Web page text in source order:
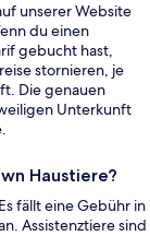
unserer Website
du einen
gebucht hast,
stornieren, je
Die genauen
Unterkunft
Haustiere?
fällt eine Gebühr in
Assistenztiere sind